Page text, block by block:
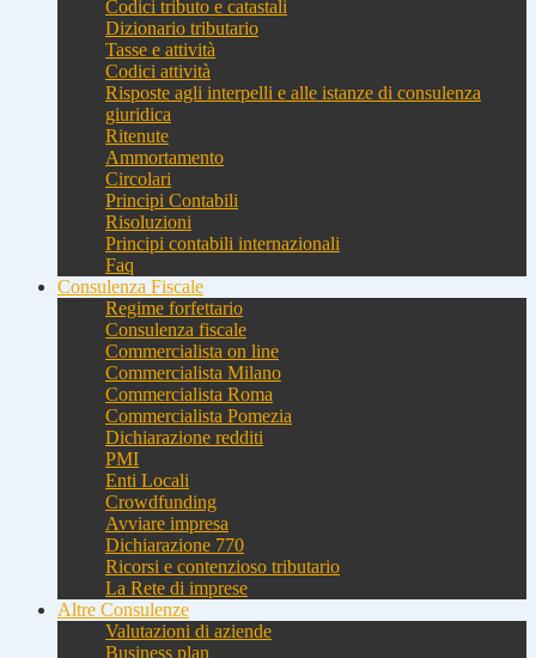
Codici tributo e catastali
Dizionario tributario
Tasse e attività
Codici attività
Risposte agli interpelli e alle istanze di consulenza
giuridica
Ritenute
Ammortamento
Circolari
Principi Contabili
Risoluzioni
Principi contabili internazionali
Faq
Consulenza Fiscale
Regime forfettario
Consulenza fiscale
Commercialista on line
Commercialista Milano
Commercialista Roma
Commercialista Pomezia
Dichiarazione redditi
PMI
Enti Locali
Crowdfunding
Avviare impresa
Dichiarazione 770
Ricorsi e contenzioso tributario
La Rete di imprese
Altre Consulenze
Valutazioni di aziende
Business plan